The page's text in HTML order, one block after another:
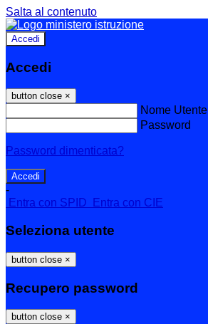
Salta al contenuto
Accedi
Accedi
button close ×
Nome Utente
Password
Password dimenticata?
-
Entra con SPID
Entra con CIE
Seleziona utente
button close ×
Recupero password
button close ×